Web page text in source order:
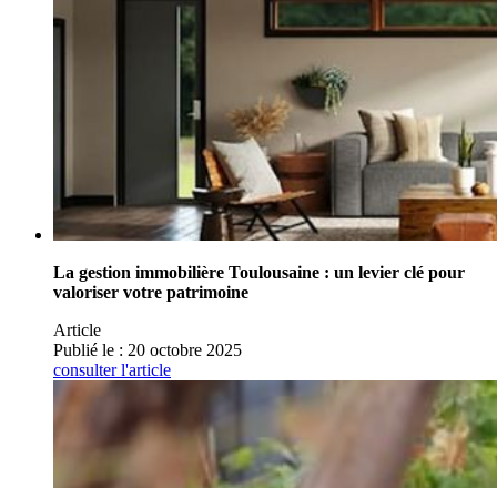
La gestion immobilière Toulousaine : un levier clé pour
valoriser votre patrimoine
Article
Publié le : 20 octobre 2025
consulter l'article